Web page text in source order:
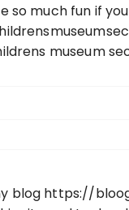
so much fun if
museum
blog https://